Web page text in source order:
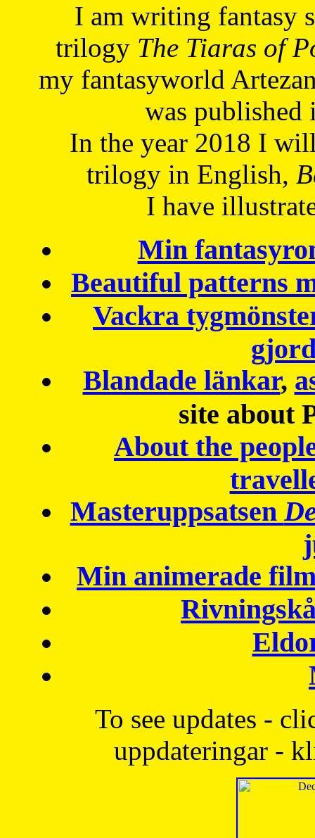
I am writing fantasy
trilogy The Tiaras of
my fantasyworld
was published
In the year 2018 I
trilogy in English,
I have
Min
Beautiful patterns
Vackra
Blandade länkar,
site about
About the
Masteruppsatsen
Min animerade
To see updates -
uppdateringar -